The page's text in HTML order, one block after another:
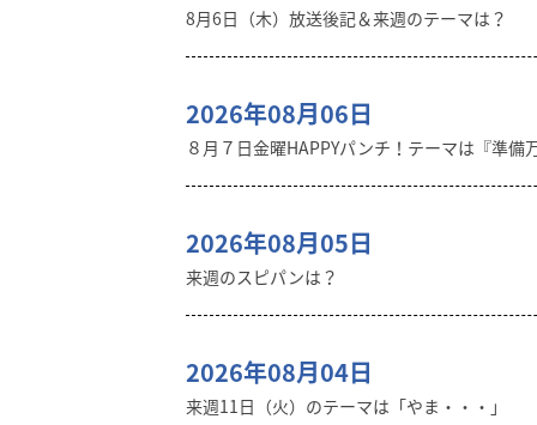
8月6日（木）放送後記＆来週のテーマは？
2026年08月06日
８月７日金曜HAPPYパンチ！テーマは『準備
2026年08月05日
来週のスピパンは？
2026年08月04日
来週11日（火）のテーマは「やま・・・」